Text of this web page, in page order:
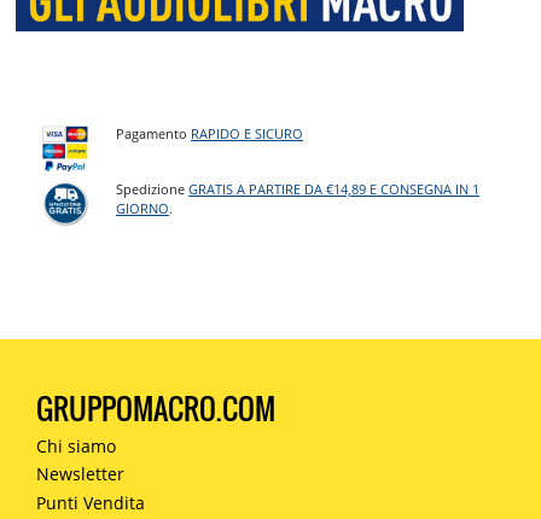
Pagamento RAPIDO E SICURO
SpedizioneGRATIS A PARTIRE DA €14,89 E CONSEGNA IN 1
GIORNO.
GRUPPOMACRO.COM
Chi siamo
Newsletter
Punti Vendita